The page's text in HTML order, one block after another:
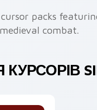
packs
combat.